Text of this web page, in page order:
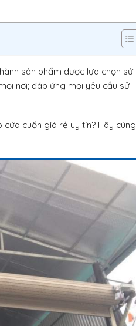
sản phẩm được lựa chọn sử
nơi; đáp ứng mọi yêu cầu sử
cuốn giá rẻ uy tín? Hãy cùng